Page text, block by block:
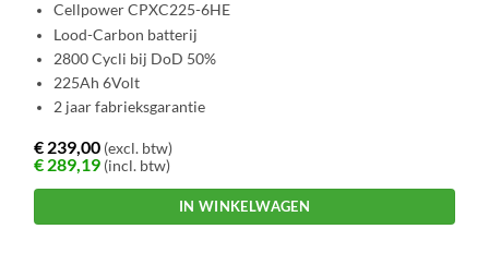
Cellpower CPXC225-6HE
Lood-Carbon batterij
2800 Cycli bij DoD 50%
225Ah 6Volt
2 jaar fabrieksgarantie
€ 239,00 (excl. btw)
€ 289,19 (incl. btw)
IN WINKELWAGEN